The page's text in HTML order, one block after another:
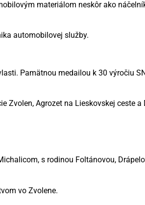
materiálom neskôr ako
automobilovej služby.
Pamätnou medailou k 30 výročiu
Zvolen, Agrozet na Lieskovskej ceste
s rodinou Foltánovou,
vo Zvolene.